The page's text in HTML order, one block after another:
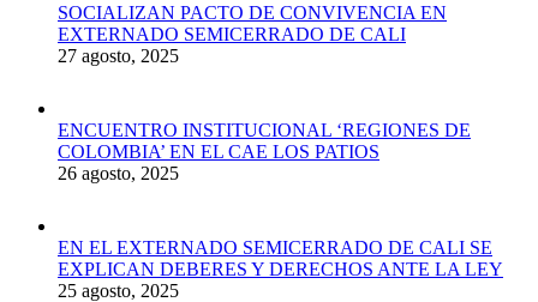
SOCIALIZAN PACTO DE CONVIVENCIA EN
EXTERNADO SEMICERRADO DE CALI
27 agosto, 2025
ENCUENTRO INSTITUCIONAL ‘REGIONES DE
COLOMBIA’ EN EL CAE LOS PATIOS
26 agosto, 2025
EN EL EXTERNADO SEMICERRADO DE CALI SE
EXPLICAN DEBERES Y DERECHOS ANTE LA LEY
25 agosto, 2025